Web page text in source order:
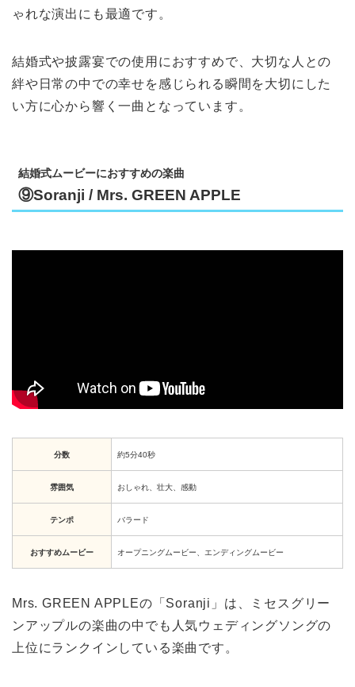
ゃれな演出にも最適です。
結婚式や披露宴での使用におすすめで、大切な人との
絆や日常の中での幸せを感じられる瞬間を大切にした
い方に心から響く一曲となっています。
結婚式ムービーにおすすめの楽曲
⑨Soranji / Mrs. GREEN APPLE
分数 約5分40秒
雰囲気 おしゃれ、壮大、感動
テンポ バラード
おすすめムービー オープニングムービー、エンディングムービー
Mrs. GREEN APPLEの「Soranji」は、ミセスグリー
ンアップルの楽曲の中でも人気ウェディングソングの
上位にランクインしている楽曲です。